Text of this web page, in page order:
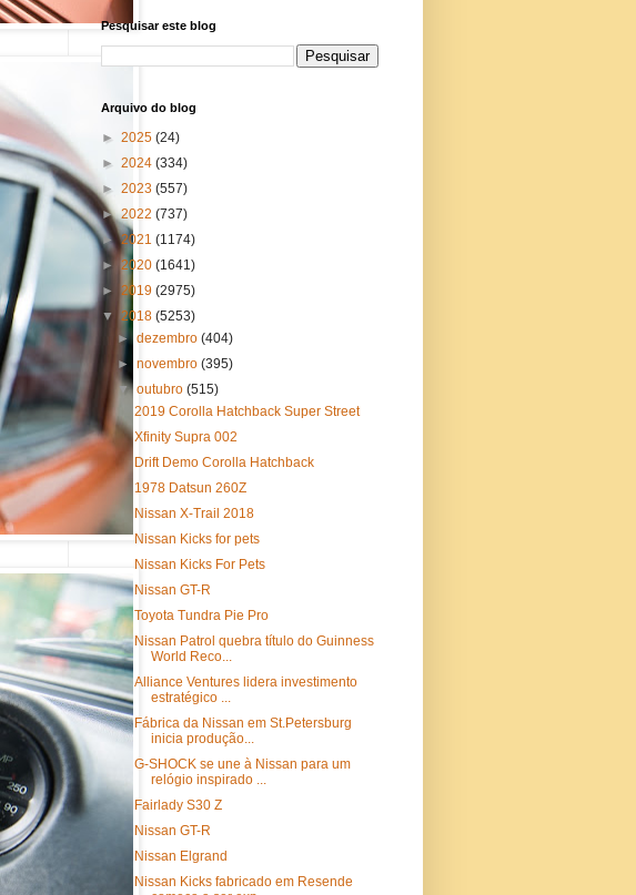
Pesquisar este blog
Arquivo do blog
► 2025 (24)
► 2024 (334)
► 2023 (557)
►2022 (737)
►2021 (1174)
► 2020 (1641)
► 2019 (2975)
▼ 2018 (5253)
►dezembro(404)
►novembro(395)
▼outubro(515)
2019 Corolla Hatchback Super Street
Xfinity Supra 002
Drift Demo Corolla Hatchback
1978 Datsun 260Z
Nissan X-Trail 2018
Nissan Kicks for pets
Nissan Kicks For Pets
Nissan GT-R
Toyota Tundra Pie Pro
Nissan Patrol quebra título do Guinness
World Reco...
Alliance Ventures lidera investimento
estratégico ...
Fábrica da Nissan em St.Petersburg
inicia produção...
G-SHOCK se une à Nissan para um
relógio inspirado ...
Fairlady S30 Z
Nissan GT-R
Nissan Elgrand
Nissan Kicks fabricado em Resende